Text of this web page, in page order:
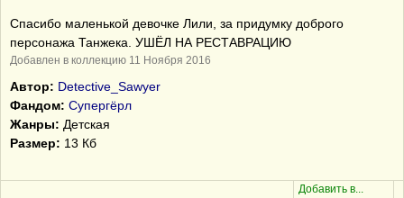
Спасибо маленькой девочке Лили, за придумку доброго
персонажа Танжека. УШЁЛ НА РЕСТАВРАЦИЮ
Добавлен в коллекцию 11 Ноября 2016
Автор: Detective_Sawyer
Фандом: Супергёрл
Жанры: Детская
Размер: 13 Кб